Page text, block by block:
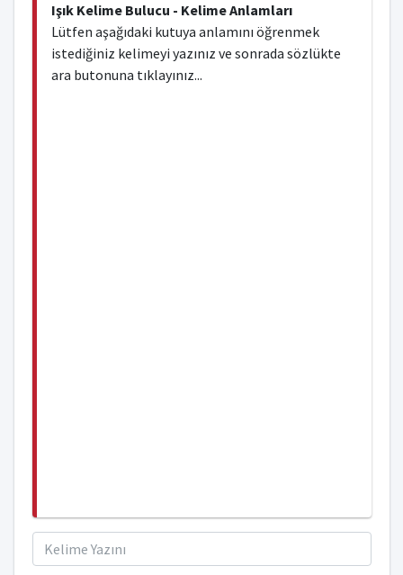
Işık Kelime Bulucu - Kelime Anlamları
Lütfen aşağıdaki kutuya anlamını öğrenmek
istediğiniz kelimeyi yazınız ve sonrada sözlükte
ara butonuna tıklayınız...